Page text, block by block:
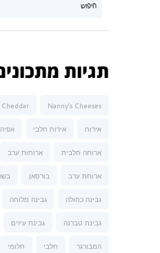
תגיות
Nanny’s Cheeses
אירוח אירוח חלבי אפיה
ארוחה חלבית ארוחות ערב
ארוחת ערב בורסאן
גבינה כחולה גבינה מלוחה
גבינת טברנה גבינת עיזים
המבורגר חלבי חלומי